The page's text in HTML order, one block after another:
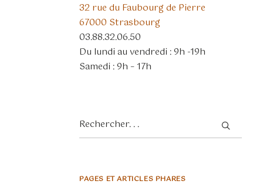
32 rue du Faubourg de Pierre
67000 Strasbourg
03.88.32.06.50
Du lundi au vendredi : 9h -19h
Samedi : 9h – 17h
PAGES ET ARTICLES PHARES